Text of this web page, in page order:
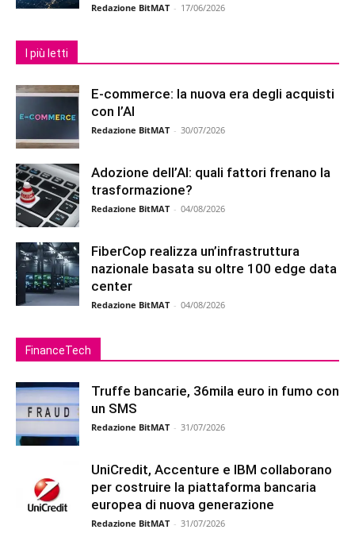
Redazione BitMAT - 17/06/2026
I più letti
E-commerce: la nuova era degli acquisti
con l’AI
Redazione BitMAT - 30/07/2026
Adozione dell’AI: quali fattori frenano la
trasformazione?
Redazione BitMAT - 04/08/2026
FiberCop realizza un’infrastruttura
nazionale basata su oltre 100 edge data
center
Redazione BitMAT - 04/08/2026
FinanceTech
Truffe bancarie, 36mila euro in fumo con
un SMS
Redazione BitMAT - 31/07/2026
UniCredit, Accenture e IBM collaborano
per costruire la piattaforma bancaria
europea di nuova generazione
Redazione BitMAT - 31/07/2026